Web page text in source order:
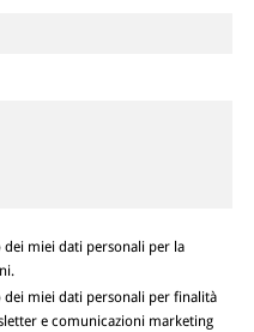
miei dati personali per la
miei dati personali per finalità
e comunicazioni marketing